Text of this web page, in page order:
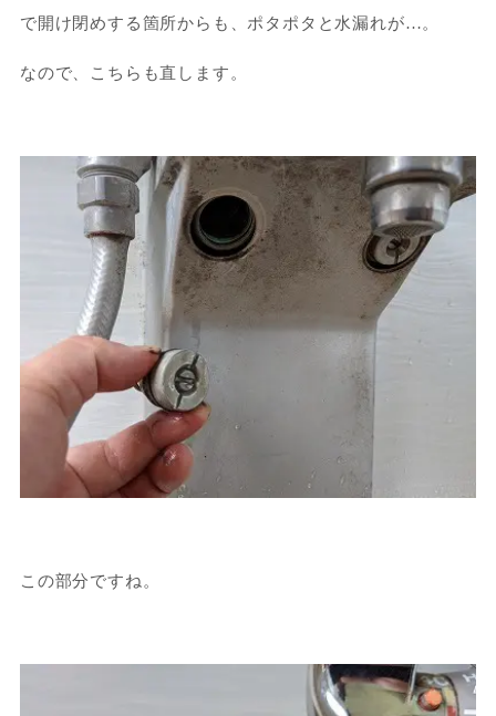
で開け閉めする箇所からも、ポタポタと水漏れが…。
なので、こちらも直します。
この部分ですね。